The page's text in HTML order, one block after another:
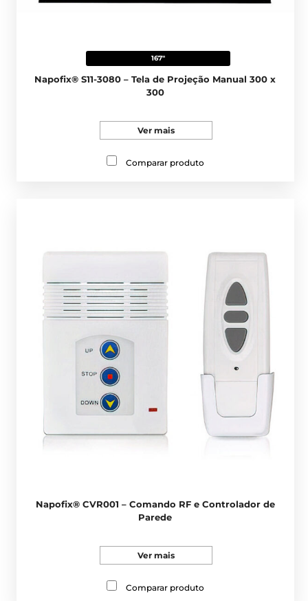
167"
Napofix® S11-3080 – Tela de Projeção Manual 300 x
300
Ver mais
Comparar produto
Napofix® CVR001 – Comando RF e Controlador de
Parede
Ver mais
Comparar produto